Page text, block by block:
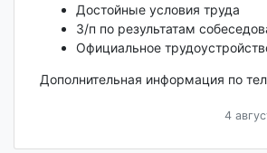
Достойные условия труда
З/п по результатам
Официальное
Дополнительная информация по
4